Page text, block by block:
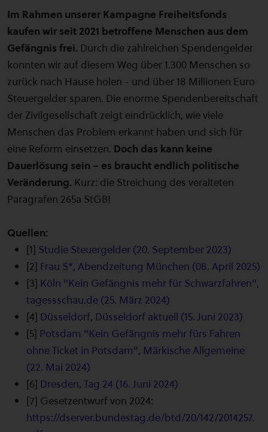
Im Rahmen unserer Kampagne Freiheitsfonds
kaufen wir seit 2021 betroffene Menschen aus dem
Gefängnis frei. Durch die zahlreichen Spendengelder
konnten wir auf diesem Weg über 1.300 Menschen so
zurück nach Hause holen - und über 18 Millionen Euro
Steuergelder sparen. Die enorme Spendenbereitschaft
der Zivilgesellschaft zeigt eindrücklich, wie viele
Menschen das Problem erkannt haben und sich für
eine Reform einsetzen. Doch das kann keine
Dauerlösung sein – es braucht endlich politische
Veränderung. Kurz: die Streichung des veralteten
Paragrafen 265a StGB!
Quellen:
[1] Studie Steuergelder (20. September 2023)
[2] Frau S*, Abendzeitung München (08. April 2025)
[3] Köln "Kein Gefängnis mehr für Schwarzfahren",
tagessschau.de (25. März 2024)
[4] Düsseldorf, Düsseldorf aktuell (15. Juni 2023)
[5] Potsdam "Kein Gefängnis mehr fürs Fahren
ohne Ticket in Potsdam", Märkische Allgemeine
(22. Mai 2024)
[6] Dresden, Tag 24 (16. Juni 2024)
[7] Gesetzentwurf von 2024:
https://dserver.bundestag.de/btd/20/142/2014257.